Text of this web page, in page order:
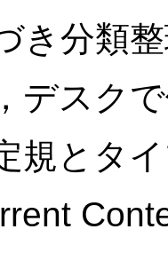
き分類
デスク
規とタ